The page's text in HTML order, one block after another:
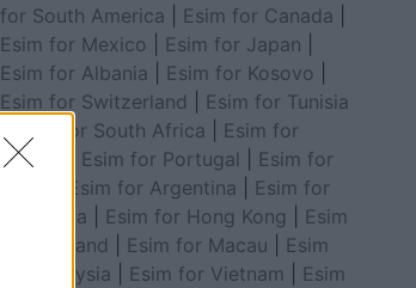
for South America
Esim for Canada
Esim for Mexico
Esim for Japan
Esim for Albania
Esim for Kosovo
Esim for Switzerland
Esim for Tunisia
Esim for South Africa
Esim for
Algeria
Esim for Portugal
Esim for
Esim for Argentina
Esim for
Colombia
Esim for Hong Kong
Esim
for Thailand
Esim for Macau
Esim
for Malaysia
Esim for Vietnam
Esim